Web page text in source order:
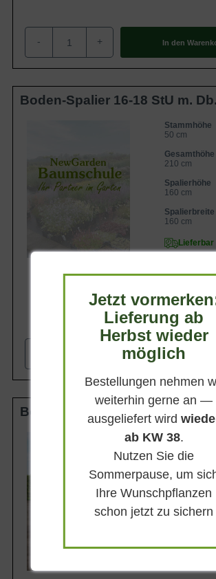
- + In den
Boden-Spalier 16-18 StU m. Db.
Stammhöhe
50 cm
Gesamthöhe
210 cm
Spalierhöhe
160 cm
Spalierbreite
160 cm
Lieferbar
In den
Boden-Spalier 18-20 StU m. Db.
Stammhöhe
210 cm
Spalierhöhe
Jetzt
Lieferung ab
Herbst wieder
möglich
Bestellungen nehmen
weiterhin gerne an —
ausgeliefert wird
ab KW 38.
Nutzen Sie die
Sommerpause, um
Ihre Wunschpflanzen
schon jetzt zu sichern